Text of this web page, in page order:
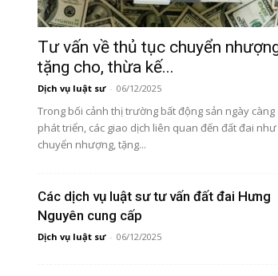
Tư vấn về thủ tục chuyển
tặng cho, thừa kế...
Dịch vụ luật sư - 06/12/2025
Trong bối cảnh thị trường bất động sản ngày càng
phát triển, các giao dịch liên quan đến đất đai như
chuyển nhượng, tặng...
Các dịch vụ luật sư tư vấn đất đai Hưng
Nguyên cung cấp
Dịch vụ luật sư - 06/12/2025